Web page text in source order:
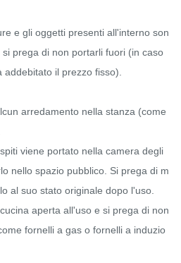
e gli oggetti presenti all'interno son
prega di non portarli fuori (in caso
il prezzo fisso).
arredamento nella stanza (come
viene portato nella camera degli
nello spazio pubblico. Si prega di m
al suo stato originale dopo l'uso.
aperta all'uso e si prega di non
fornelli a gas o fornelli a induzio